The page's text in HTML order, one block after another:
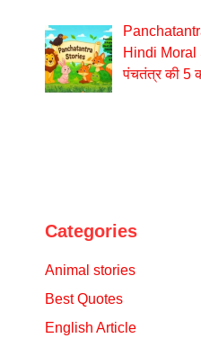
Hindi Moral
पंचतंत्र की 5
Categories
Animal stories
Best Quotes
English Article